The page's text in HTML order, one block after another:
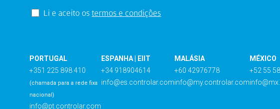
Li e aceito ostermos e condições
PORTUGAL
+351 225 898 410
(chamada para a rede fixa
nacional)
info@pt.controlar.com
ESPANHA | EIIT
+34 918904614
info@es.controlar.com
MALÁSIA
+60 42976778
info@my.controlar.com
MÉXICO
+52 55